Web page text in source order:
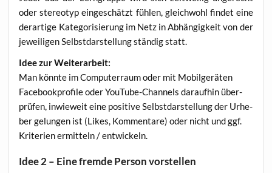
oder ste­reo­typ ein­ge­schätzt füh­len, gleich­wohl fin­det eine
der­ar­ti­ge Kate­go­ri­sie­rung im Netz in Abhän­gig­keit von der
jewei­li­gen Selbst­dar­stel­lung stän­dig statt.
Idee zur Weiterarbeit:
Man könn­te im Com­pu­ter­raum oder mit Mobil­ge­rä­ten
Face­book­pro­fi­le oder You­Tube-Chan­nels dar­auf­hin über­
prü­fen, inwie­weit eine posi­ti­ve Selbst­dar­stel­lung der Urhe­
ber gelun­gen ist (Likes, Kom­men­ta­re) oder nicht und ggf.
Kri­te­ri­en ermit­teln / entwickeln.
Idee 2 – Eine fremde Person vorstellen